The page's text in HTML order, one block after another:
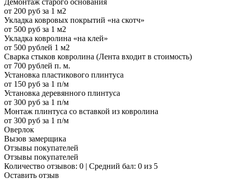
Демонтаж старого основания
от 200 руб за 1 м2
Укладка ковровых покрытий «на скотч»
от 500 руб за 1 м2
Укладка ковролина «на клей»
от 500 рублей 1 м2
Сварка стыков ковролина (Лента входит в стоимость)
от 700 рублей п. м.
Установка пластикового плинтуса
от 150 руб за 1 п/м
Установка деревянного плинтуса
от 300 руб за 1 п/м
Монтаж плинтуса со вставкой из ковролина
от 300 руб за 1 п/м
Оверлок
Вызов замерщика
Отзывы покупателей
Отзывы покупателей
Количество отзывов: 0 | Средний бал: 0 из 5
Оставить отзыв